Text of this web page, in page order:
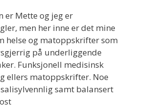
er Mette og jeg er
men her inne er det mine
helse og matoppskrifter som
på underliggende
Funksjonell medisinsk
ellers matoppskrifter. Noe
samt balansert